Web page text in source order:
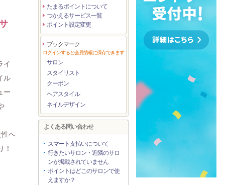
イ
ル
ー
へ
！
たまるポイントについて
つかえるサービス一覧
ポイント設定変更
ブックマーク
ログインすると会員情報に保存できます
サロン
スタイリスト
クーポン
ヘアスタイル
ネイルデザイン
よくある問い合わせ
スマート支払いについて
行きたいサロン・近隣のサロ
ンが掲載されていません
ポイントはどこのサロンで使
えますか？